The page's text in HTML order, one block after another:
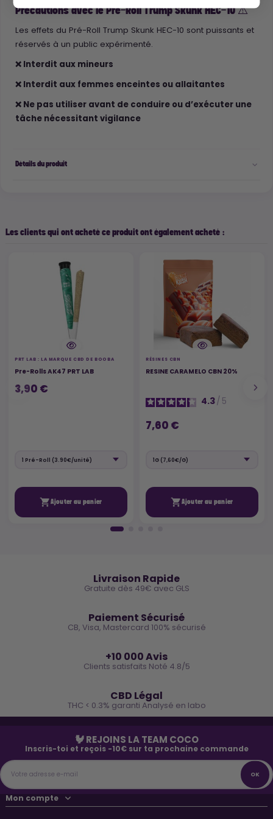
Précautions avec le Pré-Roll Trump Skunk HEC-10 ⚠️
Les effets du Pré-Roll Trump Skunk HEC-10 sont puissants et
réservés à un public expérimenté.
❌ Interdit aux mineurs
❌ Interdit aux femmes enceintes ou allaitantes
❌ Ne pas utiliser avant de conduire ou d’exécuter une
tâche nécessitant vigilance
Détails du produit
Les clients qui ont acheté ce produit ont également acheté :
PRT LAB : LA MARQUE CBD DE BOOBA
Pre-Rolls AK47 PRT LAB
3,90 €
Ajouter au panier
RÉSINES CBN
RESINE CARAMELO CBN 20%
4.3/ 5
7,60 €
Ajouter au panier
Livraison Rapide
Gratuite dès 49€ avec GLS
Paiement Sécurisé
CB, Visa, Mastercard 100% sécurisé
+10 000 Avis
Clients satisfaits Noté 4.8/5
CBD Légal
THC < 0.3% garanti Analysé en labo
🐓 REJOINS LA TEAM COCO
Inscris-toi et reçois -10€ sur ta prochaine commande
Mon compte